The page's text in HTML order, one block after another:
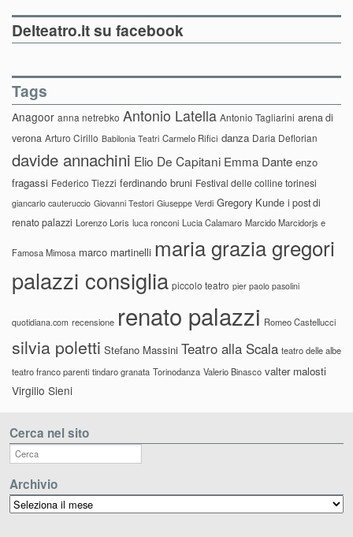
Delteatro.it su facebook
Tags
Anagoor anna netrebko Antonio Latella Antonio Tagliarini arena di
verona Arturo Cirillo Babilonia Teatri Carmelo Rifici danza Daria Deflorian
davide annachini Elio De Capitani Emma Dante enzo
fragassi Federico Tiezzi ferdinando bruni Festival delle colline torinesi
giancarlo cauteruccio Giovanni Testori Giuseppe Verdi Gregory Kunde i post di
renato palazzi Lorenzo Loris luca ronconi Lucia Calamaro Marcido Marcidorjs e
Famosa Mimosa marco martinelli maria grazia gregori
palazzi consiglia piccolo teatro pier paolo pasolini
quotidiana.com recensione renato palazzi Romeo Castellucci
silvia poletti Stefano Massini Teatro alla Scala teatro delle albe
teatro franco parenti tindaro granata Torinodanza Valerio Binasco valter malosti
Virgilio Sieni
Cerca nel sito
Archivio
Archivio